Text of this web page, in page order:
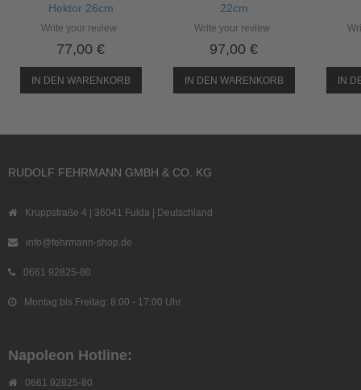
Hektor 26cm
Write your review
77,00 €
IN DEN WARENKORB
22cm
Write your review
97,00 €
IN DEN WARENKORB IN
RUDOLF FEHRMANN GMBH & CO. KG
Kruppstraße 4 | 36041 Fulda | Deutschland
info@fehrmann-shop.de
0661 92825-80
Montag bis Freitag: 8:00 - 17:00 Uhr
Napoleon Hotline:
0661 92825-80